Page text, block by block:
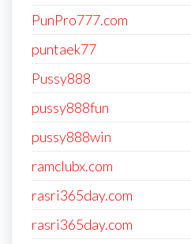
PunPro777.com
puntaek77
Pussy888
pussy888fun
pussy888win
ramclubx.com
rasri365day.com
rasri365day.com